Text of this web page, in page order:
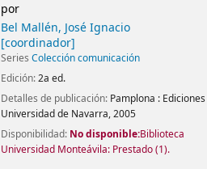
por
Bel Mallén, José Ignacio
[coordinador]
Series Colección comunicación
Edición:2a ed.
Detalles de publicación: Pamplona : Ediciones
Universidad de Navarra,2005
Disponibilidad: No disponible:Biblioteca
Universidad Monteávila: Prestado(1).